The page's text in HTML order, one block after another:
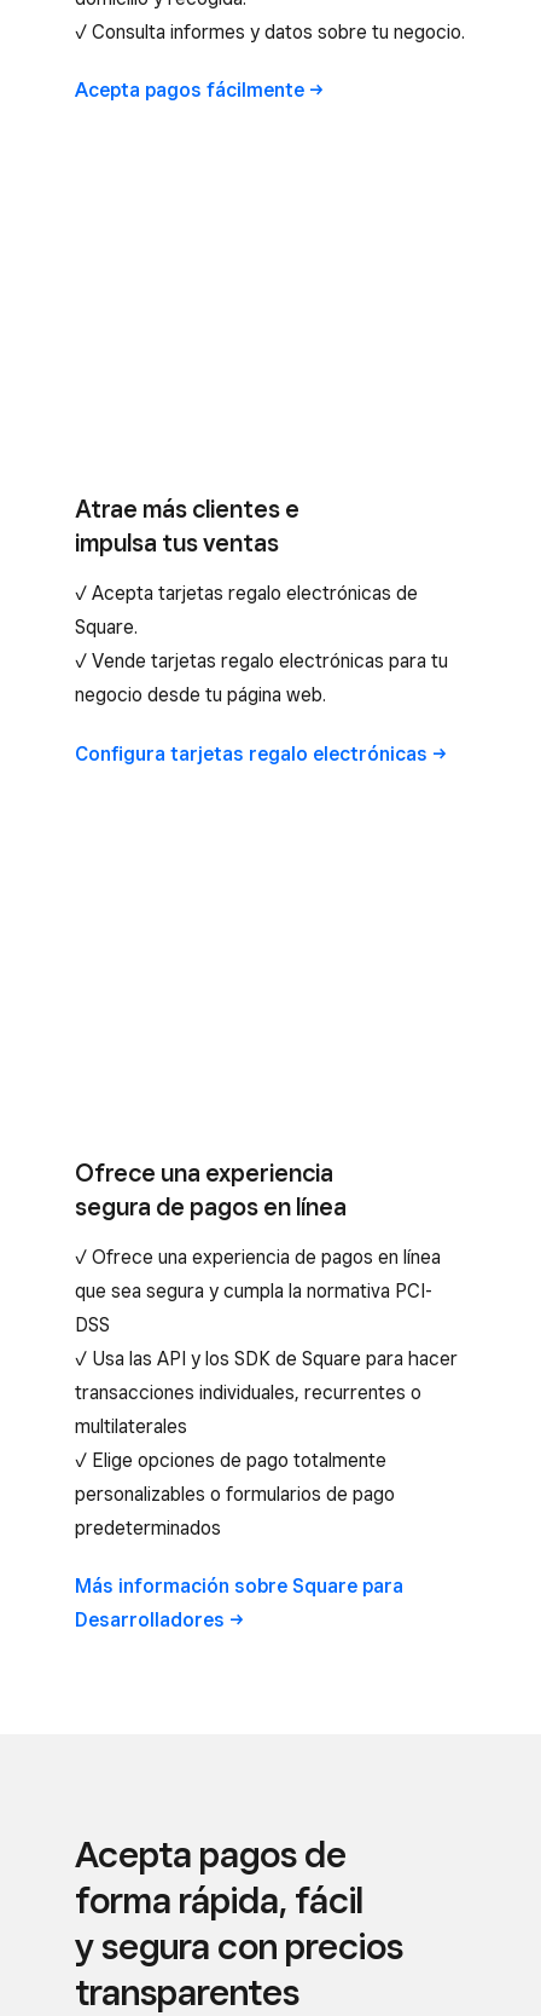
✓ Consulta informes y datos sobre tu negocio.
Acepta pagos fácilmente
Atrae más clientes e
impulsa tus ventas
✓ Acepta tarjetas regalo electrónicas de
Square.
✓ Vende tarjetas regalo electrónicas para tu
negocio desde tu página web.
Configura tarjetas regalo electrónicas
Ofrece una experiencia
segura de pagos en línea
✓ Ofrece una experiencia de pagos en línea
que sea segura y cumpla la normativa PCI-
DSS
✓ Usa las API y los SDK de Square para hacer
transacciones individuales, recurrentes o
multilaterales
✓ Elige opciones de pago totalmente
personalizables o formularios de pago
predeterminados
Más información sobre Square para
Desarrolladores
Acepta pagos de
forma rápida, fácil
y segura con precios
transparentes